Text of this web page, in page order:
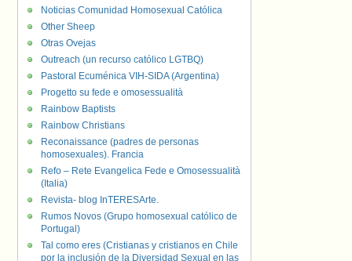
Noticias Comunidad Homosexual Católica
Other Sheep
Otras Ovejas
Outreach (un recurso católico LGTBQ)
Pastoral Ecuménica VIH-SIDA (Argentina)
Progetto su fede e omosessualità
Rainbow Baptists
Rainbow Christians
Reconaissance (padres de personas
homosexuales). Francia
Refo – Rete Evangelica Fede e Omosessualità
(Italia)
Revista- blog InTERESArte.
Rumos Novos (Grupo homosexual católico de
Portugal)
Tal como eres (Cristianas y cristianos en Chile
por la inclusión de la Diversidad Sexual en las